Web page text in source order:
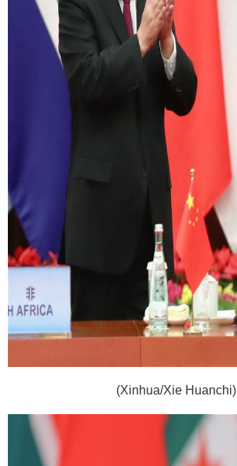
(Xinhua/Xie Huanchi)